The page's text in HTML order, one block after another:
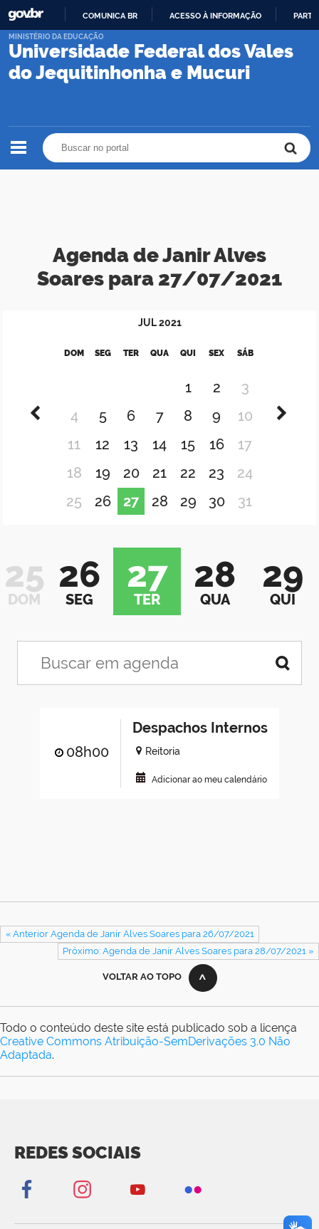
PARA
CONTEÚDO
COMUNICA BR ACESSO À INFORMAÇÃO
Universidade Federal dos Vales
do Jequitinhonha e Mucuri
MINISTÉRIO DA EDUCAÇÃO
Agenda de Janir Alves
Soares para 27/07/2021
JUL 2021
DOM SEG TER QUA QUI SEX SÁB
1 2
3
4
5 6 7 8 9
10
11
12 13 14 15 16
17
18
19 20 21 22 23
24
25
26 27 28 29 30 31
25
DOM
26
SEG
27
TER
28
QUA
29
QUI
08h00
Despachos Internos
Reitoria
Adicionar ao meu calendário
« Anterior Agenda de Janir Alves Soares para 26/07/2021
Próximo: Agenda de Janir Alves Soares para 28/07/2021 »
VOLTAR AO TOPO
Todo o conteúdo deste site está publicado sob a licença
Creative Commons Atribuição-SemDerivações 3.0 Não
Adaptada.
REDES SOCIAIS